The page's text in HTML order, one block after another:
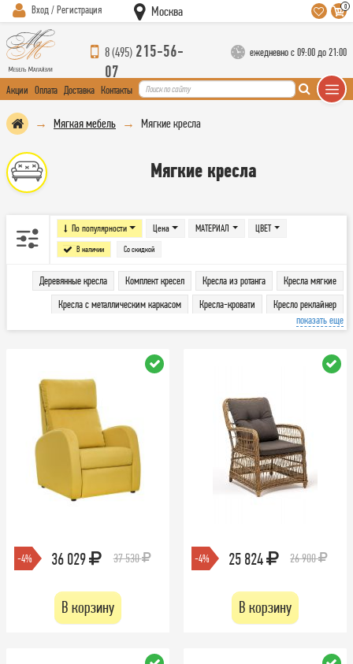
Вход / Регистрация Москва 0
8 (495) 215-56-
07
ежедневно с 09:00 до 21:00
Акции Оплата Доставка Контакты
Мягкая мебель Мягкие кресла
Мягкие кресла
По популярности Цена
В наличии Со скидкой
МАТЕРИАЛ ЦВЕТ
Деревянные кресла Комплект кресел Кресла из ротанга
Кресла мягкие
Кресла с металлическим каркасом
Кресла-кровати
Кресло реклайнер
показать еще
-4% 36 029 37 530
В корзину
-4% 25 824 26 900
В корзину